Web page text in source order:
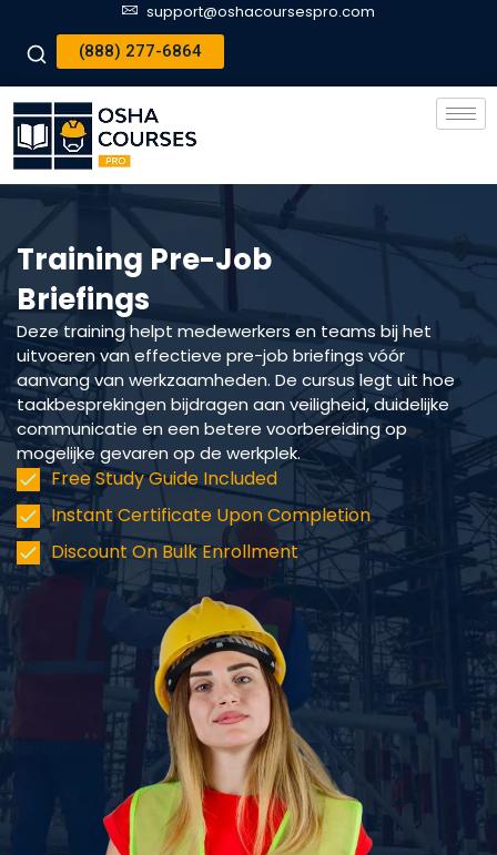
support@oshacoursespro.com
(888) 277-6864
Training Pre-Job
Briefings
Deze training helpt medewerkers en teams bij het
uitvoeren van effectieve pre-job briefings vóór
aanvang van werkzaamheden. De cursus legt uit hoe
taakbesprekingen bijdragen aan veiligheid, duidelijke
communicatie en een betere voorbereiding op
mogelijke gevaren op de werkplek.
Free Study Guide Included
Instant Certificate Upon Completion
Discount On Bulk Enrollment